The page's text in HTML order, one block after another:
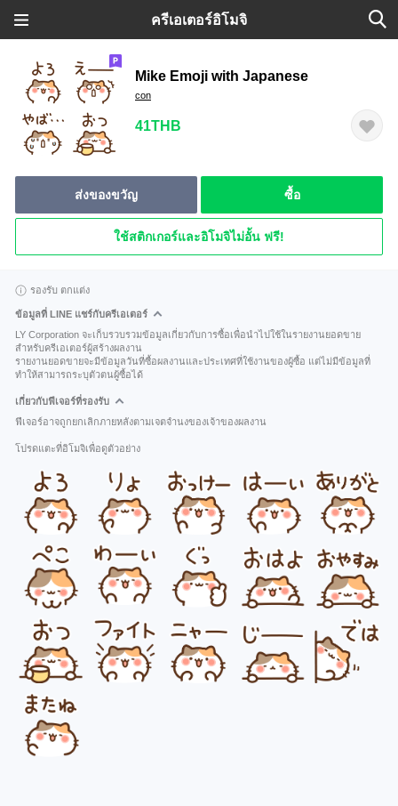
ครีเอเตอร์อิโมจิ
Mike Emoji with Japanese
con
41THB
ส่งของขวัญ ซื้อ
ใช้สติกเกอร์และอิโมจิไม่อั้น ฟรี!
รองรับ ตกแต่ง
ข้อมูลที่ LINE แชร์กับครีเอเตอร์
LY Corporation จะเก็บรวบรวมข้อมูลเกี่ยวกับการซื้อเพื่อนำไปใช้ในรายงานยอดขาย
สำหรับครีเอเตอร์ผู้สร้างผลงาน
รายงานยอดขายจะมีข้อมูลวันที่ซื้อผลงานและประเทศที่ใช้งานของผู้ซื้อ แต่ไม่มีข้อมูลที่
ทำให้สามารถระบุตัวตนผู้ซื้อได้
เกี่ยวกับฟีเจอร์ที่รองรับ
ฟีเจอร์อาจถูกยกเลิกภายหลังตามเจตจำนงของเจ้าของผลงาน
โปรดแตะที่อิโมจิเพื่อดูตัวอย่าง